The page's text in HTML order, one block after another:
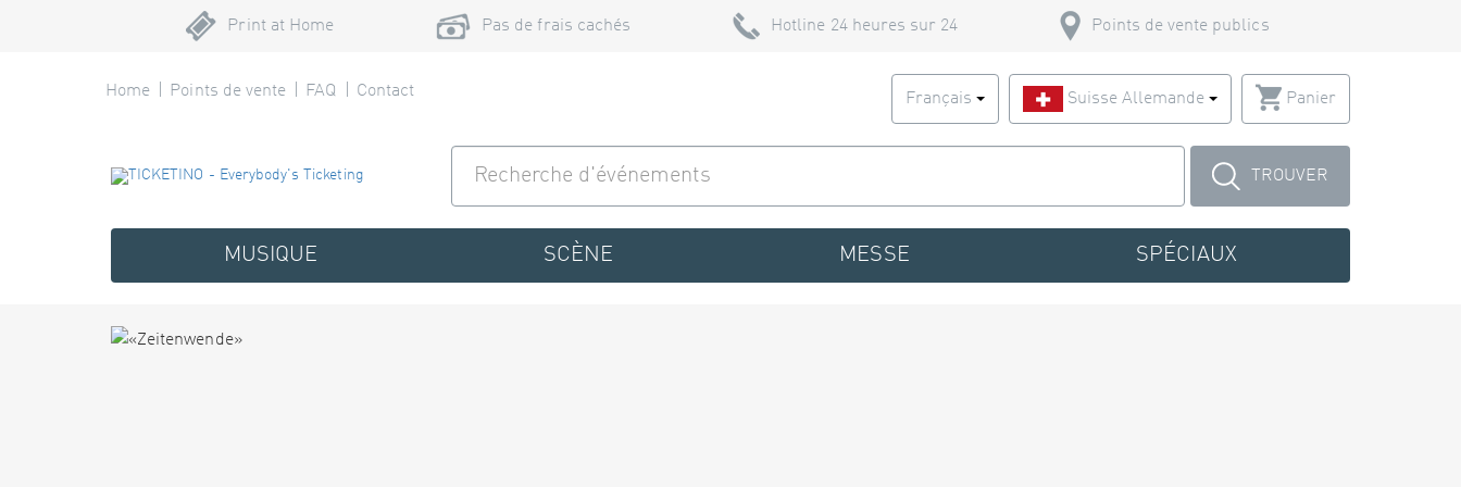
Print at Home Pas de frais cachés Hotline 24 heures sur 24 Points de vente publics
Home Points de vente FAQ Contact Français Suisse Allemande Panier
TROUVER
MUSIQUE SCÈNE MESSE SPÉCIAUX